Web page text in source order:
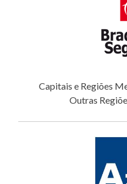
Capitais e Regiões
Outras